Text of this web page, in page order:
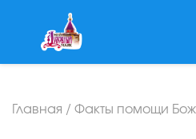
Главная / Факты помощи